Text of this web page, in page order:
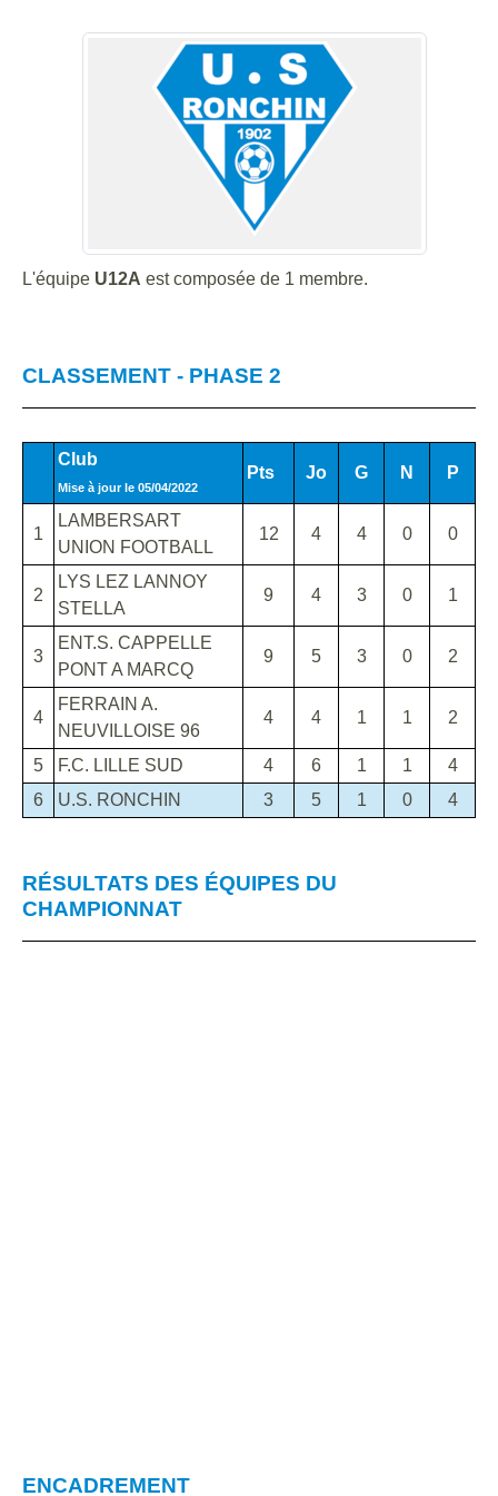
L'équipe U12A est composée de 1 membre.
CLASSEMENT - PHASE 2
Club
Mise à jour le 05/04/2022
Pts Jo G N P
1
LAMBERSART
UNION FOOTBALL
12 4 4 0 0
2
LYS LEZ LANNOY
STELLA
9 4 3 0 1
3
ENT.S. CAPPELLE
PONT A MARCQ
9 5 3 0 2
4
FERRAIN A.
NEUVILLOISE 96
4 4 1 1 2
5 F.C. LILLE SUD 4 6 1 1
4
6
U.S. RONCHIN 3 5 1 0 4
RÉSULTATS DES ÉQUIPES DU
CHAMPIONNAT
ENCADREMENT